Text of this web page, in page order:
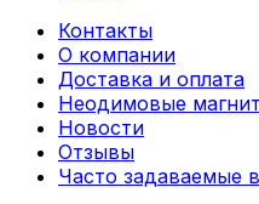
Контакты
О компании
Доставка и оплата
Неодимовые
Новости
Отзывы
Часто задаваемые